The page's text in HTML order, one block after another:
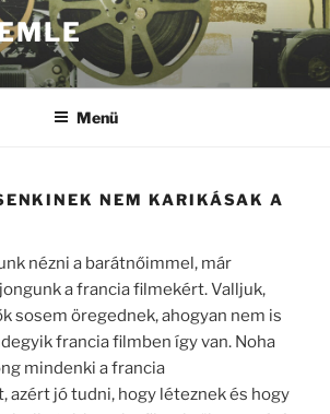
Menü
NEM KARIKÁSAK A
nézni a barátnőimmel, már
a francia filmekért. Valljuk,
sosem öregednek, ahogyan nem is
francia filmben így van. Noha
mindenki a francia
azért jó tudni, hogy léteznek és hogy